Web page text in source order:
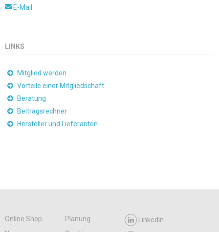
E-Mail
LINKS
Mitglied werden
Vorteile einer Mitgliedschaft
Beratung
Beitragsrechner
Hersteller und Lieferanten
Online Shop
Planung
LinkedIn